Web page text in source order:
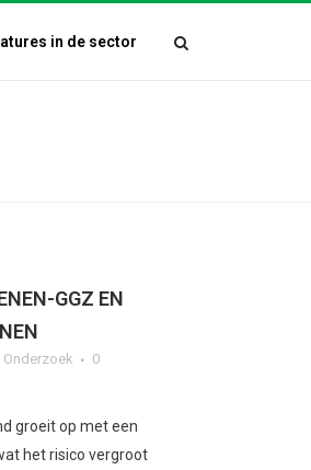
in de sector
GGZ EN
Onderzoek
0
groeit op met een
het risico vergroot